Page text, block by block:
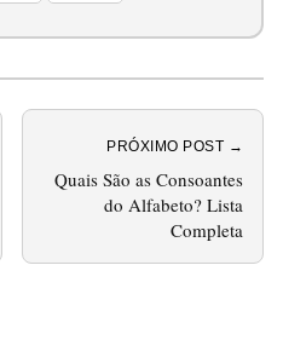
PRÓXIMO POST →
Quais São as Consoantes
do Alfabeto? Lista
Completa